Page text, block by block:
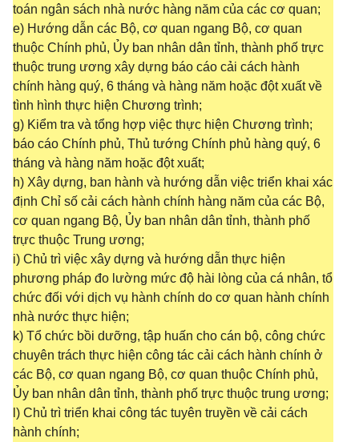
toán ngân sách nhà nước hàng năm của các cơ quan;
e) Hướng dẫn các Bộ, cơ quan ngang Bộ, cơ quan
thuộc Chính phủ, Ủy ban nhân dân tỉnh, thành phố trực
thuộc trung ương xây dựng báo cáo cải cách hành
chính hàng quý, 6 tháng và hàng năm hoặc đột xuất về
tình hình thực hiện Chương trình;
g) Kiểm tra và tổng hợp việc thực hiện Chương trình;
báo cáo Chính phủ, Thủ tướng Chính phủ hàng quý, 6
tháng và hàng năm hoặc đột xuất;
h) Xây dựng, ban hành và hướng dẫn việc triển khai xác
định Chỉ số cải cách hành chính hàng năm của các Bộ,
cơ quan ngang Bộ, Ủy ban nhân dân tỉnh, thành phố
trực thuộc Trung ương;
i) Chủ trì việc xây dựng và hướng dẫn thực hiện
phương pháp đo lường mức độ hài lòng của cá nhân, tổ
chức đối với dịch vụ hành chính do cơ quan hành chính
nhà nước thực hiện;
k) Tổ chức bồi dưỡng, tập huấn cho cán bộ, công chức
chuyên trách thực hiện công tác cải cách hành chính ở
các Bộ, cơ quan ngang Bộ, cơ quan thuộc Chính phủ,
Ủy ban nhân dân tỉnh, thành phố trực thuộc trung ương;
l) Chủ trì triển khai công tác tuyên truyền về cải cách
hành chính;